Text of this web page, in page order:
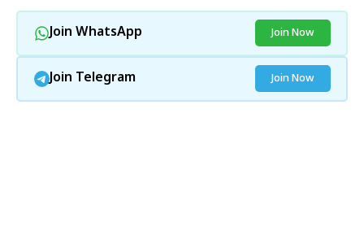
Join WhatsApp Join Now
Join Telegram Join Now